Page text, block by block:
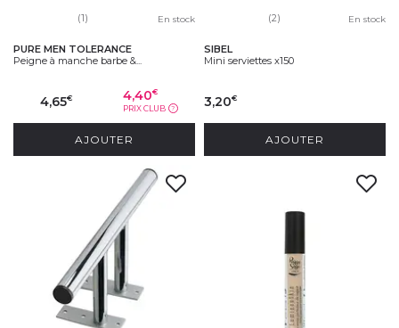
(1) En stock
PURE MEN TOLERANCE
Peigne à manche barbe &...
4,65€ 4,40€
PRIX CLUB ?
AJOUTER
(2) En stock
SIBEL
Mini serviettes x150
3,20€
AJOUTER